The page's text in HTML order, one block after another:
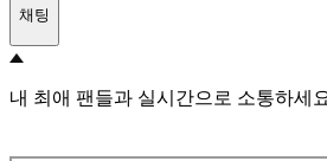
채팅
내 최애 팬들과 실시간으로 소통하세